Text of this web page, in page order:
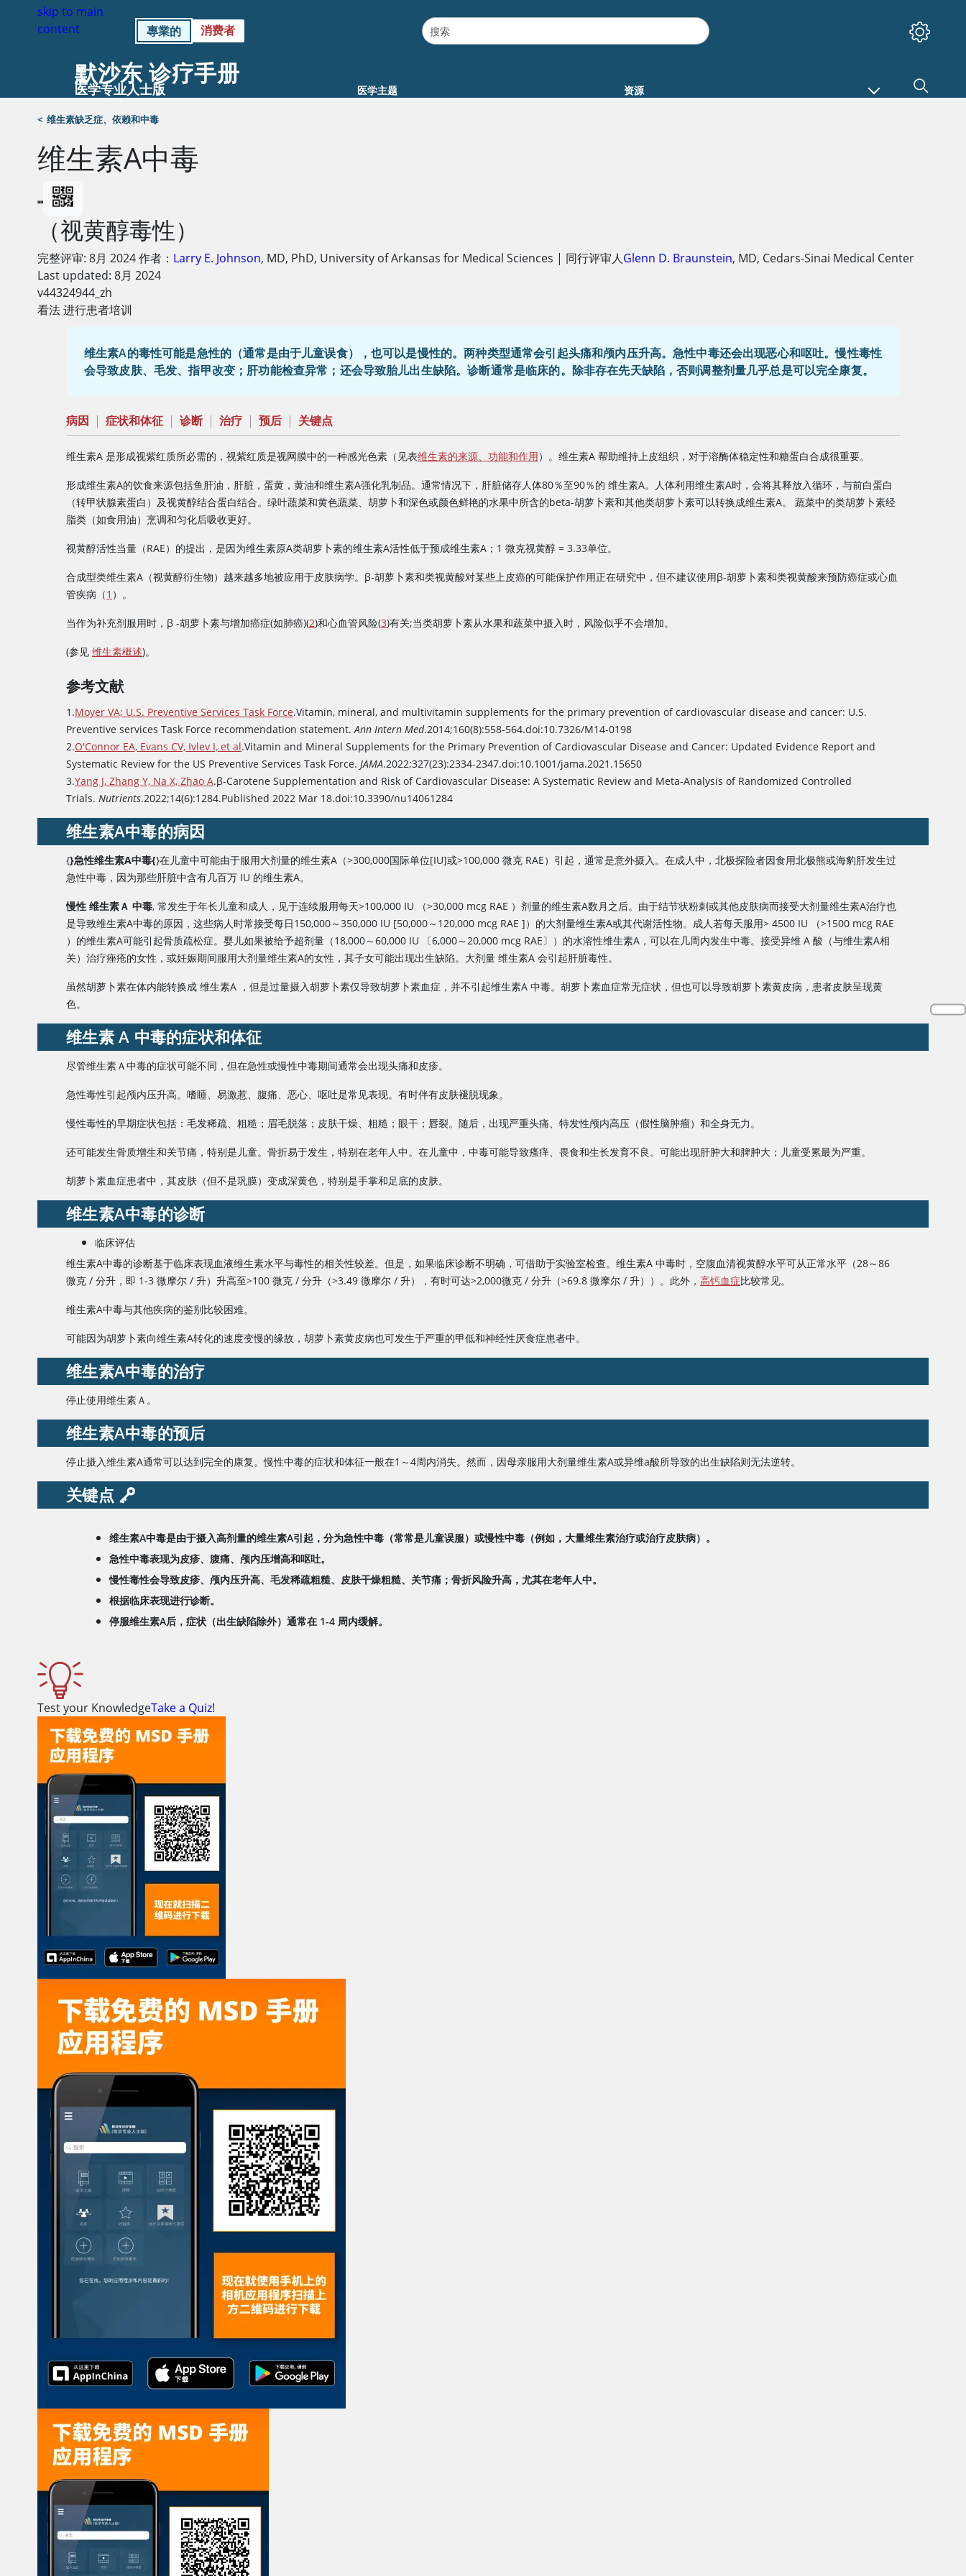
skip to main
content
專業的 消费者
默沙东 诊疗手册
医学专业人士版 医学主题 资源
< 维生素缺乏症、依赖和中毒
维生素A中毒
（视黄醇毒性）
完整评审: 8月 2024作者： Larry E. Johnson, MD, PhD, University of Arkansas for Medical Sciences | 同行评审人Glenn D. Braunstein, MD, Cedars-Sinai Medical Center
Last updated: 8月 2024
v44324944_zh
看法 进行患者培训
维生素A的毒性可能是急性的（通常是由于儿童误食），也可以是慢性的。两种类型通常会引起头痛和颅内压升高。急性中毒还会出现恶心和呕吐。慢性毒性
会导致皮肤、毛发、指甲改变；肝功能检查异常；还会导致胎儿出生缺陷。诊断通常是临床的。除非存在先天缺陷，否则调整剂量几乎总是可以完全康复。
病因 | 症状和体征 | 诊断 | 治疗 | 预后 | 关键点
维生素A 是形成视紫红质所必需的，视紫红质是视网膜中的一种感光色素（见表维生素的来源、功能和作用）。 维生素A 帮助维持上皮组织，对于溶酶体稳定性和糖蛋白合成很重要。
形成维生素A的饮食来源包括鱼肝油，肝脏，蛋黄，黄油和维生素A强化乳制品。通常情况下，肝脏储存人体80％至90％的 维生素A。人体利用维生素A时，会将其释放入循环，与前白蛋白
（转甲状腺素蛋白）及视黄醇结合蛋白结合。绿叶蔬菜和黄色蔬菜、胡萝卜和深色或颜色鲜艳的水果中所含的beta-胡萝卜素和其他类胡萝卜素可以转换成维生素A。 蔬菜中的类胡萝卜素经
脂类（如食用油）烹调和匀化后吸收更好。
视黄醇活性当量（RAE）的提出，是因为维生素原A类胡萝卜素的维生素A活性低于预成维生素A ；1 微克视黄醇 = 3.33单位。
合成型类维生素A（视黄醇衍生物）越来越多地被应用于皮肤病学。β-胡萝卜素和类视黄酸对某些上皮癌的可能保护作用正在研究中，但不建议使用β-胡萝卜素和类视黄酸来预防癌症或心血
管疾病（1 ）。
当作为补充剂服用时，β -胡萝卜素与增加癌症(如肺癌)(2)和心血管风险(3)有关;当类胡萝卜素从水果和蔬菜中摄入时，风险似乎不会增加。
(参见 维生素概述)。
参考文献
1.Moyer VA; U.S. Preventive Services Task Force.Vitamin, mineral, and multivitamin supplements for the primary prevention of cardiovascular disease and cancer: U.S.
Preventive services Task Force recommendation statement.Ann Intern Med.2014;160(8):558-564.doi:10.7326/M14-0198
2.O'Connor EA, Evans CV, Ivlev I, et al.Vitamin and Mineral Supplements for the Primary Prevention of Cardiovascular Disease and Cancer: Updated Evidence Report and
Systematic Review for the US Preventive Services Task Force. JAMA.2022;327(23):2334-2347.doi:10.1001/jama.2021.15650
3.Yang J, Zhang Y, Na X, Zhao A.β-Carotene Supplementation and Risk of Cardiovascular Disease: A Systematic Review and Meta-Analysis of Randomized Controlled
Trials. Nutrients.2022;14(6):1284.Published 2022 Mar 18.doi:10.3390/nu14061284
维生素A中毒的病因
{}急性维生素A中毒{}在儿童中可能由于服用大剂量的维生素A（>300,000国际单位[IU]或>100,000 微克 RAE）引起，通常是意外摄入。在成人中，北极探险者因食用北极熊或海豹肝发生过
急性中毒，因为那些肝脏中含有几百万 IU 的维生素A。
慢性 维生素Ａ 中毒, 常发生于年长儿童和成人，见于连续服用每天>100,000 IU （>30,000 mcg RAE ）剂量的维生素A数月之后。由于结节状粉刺或其他皮肤病而接受大剂量维生素A治疗也
是导致维生素A中毒的原因，这些病人时常接受每日150,000～350,000 IU [50,000～120,000 mcg RAE ]）的大剂量维生素A或其代谢活性物。成人若每天服用> 4500 IU （>1500 mcg RAE
）的维生素A可能引起骨质疏松症。婴儿如果被给予超剂量（18,000～60,000 IU 〔6,000～20,000 mcg RAE〕）的水溶性维生素A ，可以在几周内发生中毒。接受异维 A 酸（与维生素A相
关）治疗痤疮的女性，或妊娠期间服用大剂量维生素A的女性，其子女可能出现出生缺陷。大剂量 维生素A 会引起肝脏毒性。
虽然胡萝卜素在体内能转换成 维生素A ，但是过量摄入胡萝卜素仅导致胡萝卜素血症，并不引起维生素A 中毒。胡萝卜素血症常无症状，但也可以导致胡萝卜素黄皮病，患者皮肤呈现黄
色。
维生素 A 中毒的症状和体征
尽管维生素Ａ中毒的症状可能不同，但在急性或慢性中毒期间通常会出现头痛和皮疹。
急性毒性引起颅内压升高。嗜睡、易激惹、腹痛、恶心、呕吐是常见表现。有时伴有皮肤褪脱现象。
慢性毒性的早期症状包括：毛发稀疏、粗糙；眉毛脱落；皮肤干燥、粗糙；眼干；唇裂。随后，出现严重头痛、特发性颅内高压（假性脑肿瘤）和全身无力。
还可能发生骨质增生和关节痛，特别是儿童。骨折易于发生，特别在老年人中。在儿童中，中毒可能导致瘙痒、畏食和生长发育不良。可能出现肝肿大和脾肿大；儿童受累最为严重。
胡萝卜素血症患者中，其皮肤（但不是巩膜）变成深黄色，特别是手掌和足底的皮肤。
维生素A中毒的诊断
临床评估
维生素A中毒的诊断基于临床表现血液维生素水平与毒性的相关性较差。但是，如果临床诊断不明确，可借助于实验室检查。 维生素A 中毒时，空腹血清视黄醇水平可从正常水平（28～86
微克 / 分升，即 1-3 微摩尔 / 升）升高至>100 微克 / 分升（>3.49 微摩尔 / 升），有时可达>2,000微克 / 分升（>69.8 微摩尔 / 升））。此外， 高钙血症比较常见。
维生素A中毒与其他疾病的鉴别比较困难。
可能因为胡萝卜素向维生素A转化的速度变慢的缘故，胡萝卜素黄皮病也可发生于严重的甲低和神经性厌食症患者中。
维生素A中毒的治疗
停止使用维生素Ａ 。
维生素A中毒的预后
停止摄入维生素A通常可以达到完全的康复。慢性中毒的症状和体征一般在1～4周内消失。然而，因母亲服用大剂量维生素A或异维a酸所导致的出生缺陷则无法逆转。
关键点
维生素A中毒是由于摄入高剂量的维生素A引起，分为急性中毒（常常是儿童误服）或慢性中毒（例如，大量维生素治疗或治疗皮肤病）。
急性中毒表现为皮疹、腹痛、颅内压增高和呕吐。
慢性毒性会导致皮疹、颅内压升高、毛发稀疏粗糙、皮肤干燥粗糙、关节痛；骨折风险升高，尤其在老年人中。
根据临床表现进行诊断。
停服维生素A后，症状（出生缺陷除外）通常在 1-4 周内缓解。
Test your KnowledgeTake a Quiz!